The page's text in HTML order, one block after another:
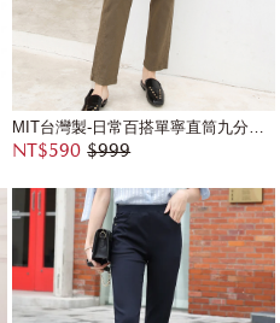
MIT台灣製-日常百搭單寧直筒九分長褲
NT$590 $999